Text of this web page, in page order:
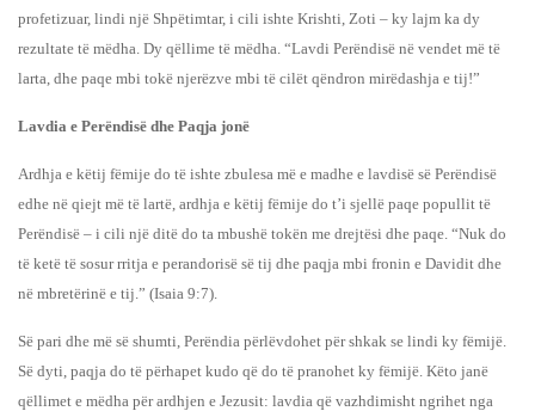
profetizuar, lindi një Shpëtimtar, i cili ishte Krishti, Zoti – ky lajm ka dy
rezultate të mëdha. Dy qëllime të mëdha. “Lavdi Perëndisë në vendet më të
larta, dhe paqe mbi tokë njerëzve mbi të cilët qëndron mirëdashja e tij!”
Lavdia e Perëndisë dhe Paqja jonë
Ardhja e këtij fëmije do të ishte zbulesa më e madhe e lavdisë së Perëndisë
edhe në qiejt më të lartë, ardhja e këtij fëmije do t’i sjellë paqe popullit të
Perëndisë – i cili një ditë do ta mbushë tokën me drejtësi dhe paqe. “Nuk do
të ketë të sosur rritja e perandorisë së tij dhe paqja mbi fronin e Davidit dhe
në mbretërinë e tij.” (Isaia 9:7).
Së pari dhe më së shumti, Perëndia përlëvdohet për shkak se lindi ky fëmijë.
Së dyti, paqja do të përhapet kudo që do të pranohet ky fëmijë. Këto janë
qëllimet e mëdha për ardhjen e Jezusit: lavdia që vazhdimisht ngrihet nga